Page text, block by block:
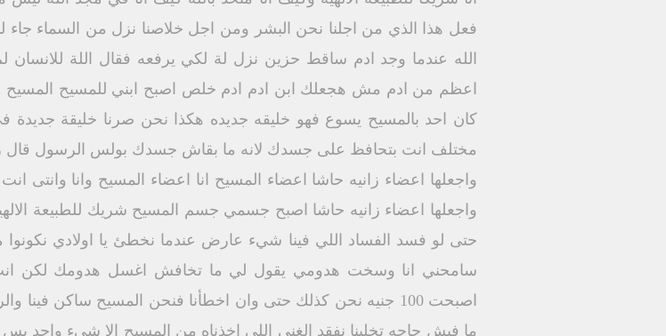
فعل هذا الذي من اجلنا نحن البشر ومن اجل خلاصنا نزل من السماء جاء
الله عندما وجد ادم ساقط حزين نزل لة لكي يرفعه فقال اللة
اعظم من ادم مش هجعلك ابن ادم ادم خلص اصبح ابني للمسيح المسيح
كان احد بالمسيح يسوع فهو خليقه جديده هكذا نحن صرنا خليقة
مختلف انت بتحافظ على جسدك لانه ما بقاش جسدك بولس الرسول قال
واجعلها اعضاء زانيه حاشا اعضاء المسيح انا اعضاء المسيح وانا وانتى
واجعلها اعضاء زانيه حاشا اصبح جسمي جسم المسيح شريك للطبيعة
حتى لو فسد الفساد اللي فينا شيء عارض عندما نخطئ يا اولادي نكونوا
اصبحت 100 جنيه نحن كذلك حتى وان اخطأنا فنحن المسيح ساكن
ما فيش حاجه تخلينا نفقد الغنى اللي اخذناه من المسيح الا شيء واحد